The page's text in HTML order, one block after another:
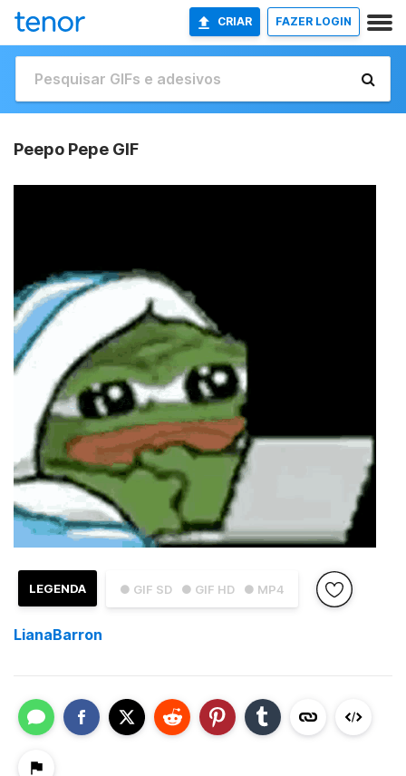
CRIAR FAZER LOGIN
Peepo Pepe GIF
● GIF SD ● GIF HD ● MP4
LEGENDA
LianaBarron